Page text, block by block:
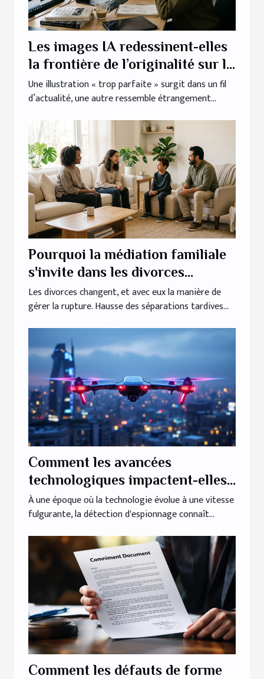
Les images IA redessinent-elles
la frontière de l’originalité sur le
web ?
Une illustration « trop parfaite » surgit dans un fil
d’actualité, une autre ressemble étrangement...
Pourquoi la médiation familiale
s'invite dans les divorces
modernes
Les divorces changent, et avec eux la manière de
gérer la rupture. Hausse des séparations tardives...
Comment les avancées
technologiques impactent-elles
la détection d'espionnage ?
À une époque où la technologie évolue à une vitesse
fulgurante, la détection d'espionnage connaît...
Comment les défauts de forme